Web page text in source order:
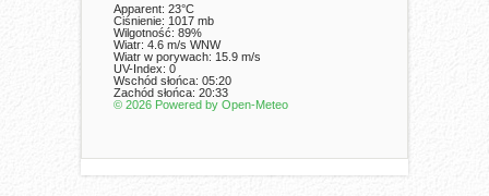
Apparent: 23°C
Ciśnienie: 1017 mb
Wilgotność: 89%
Wiatr: 4.6 m/s WNW
Wiatr w porywach: 15.9 m/s
UV-Index: 0
Wschód słońca: 05:20
Zachód słońca: 20:33
© 2026 Powered by Open-Meteo